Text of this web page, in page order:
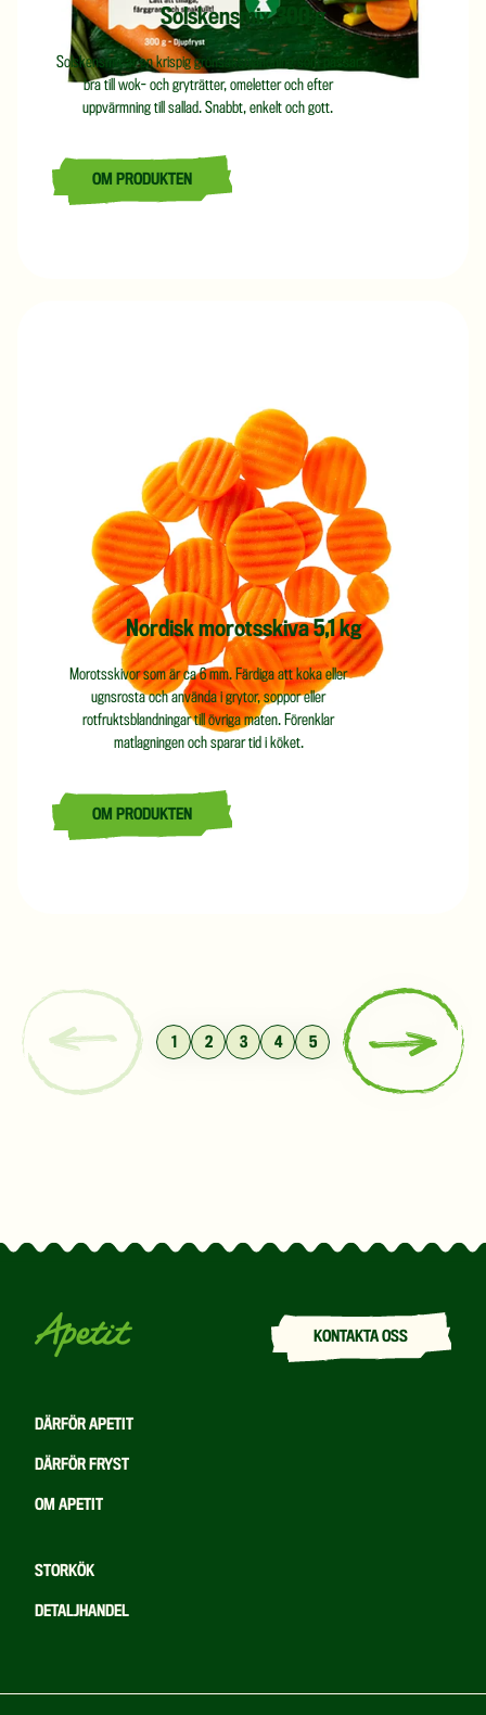
Solskensmix 300 g
Solskensmix är en krispig grönsaksblandning som passar
bra till wok- och gryträtter, omeletter och efter
uppvärmning till sallad. Snabbt, enkelt och gott.
LÄS MER OM SOLSKENSMIX 300 G
OM PRODUKTEN
Nordisk morotsskiva 5,1 kg
Morotsskivor som är ca 6 mm. Färdiga att koka eller
ugnsrosta och använda i grytor, soppor eller
rotfruktsblandningar till övriga maten. Förenklar
matlagningen och sparar tid i köket.
LÄS MER OM NORDISK MOROTSSKIVA 5,1 KG
OM PRODUKTEN
1 2 3 4 5
KONTAKTA OSS
DÄRFÖR APETIT
DÄRFÖR FRYST
OM APETIT
STORKÖK
DETALJHANDEL